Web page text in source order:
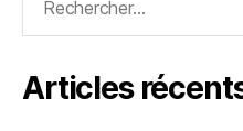
Articles